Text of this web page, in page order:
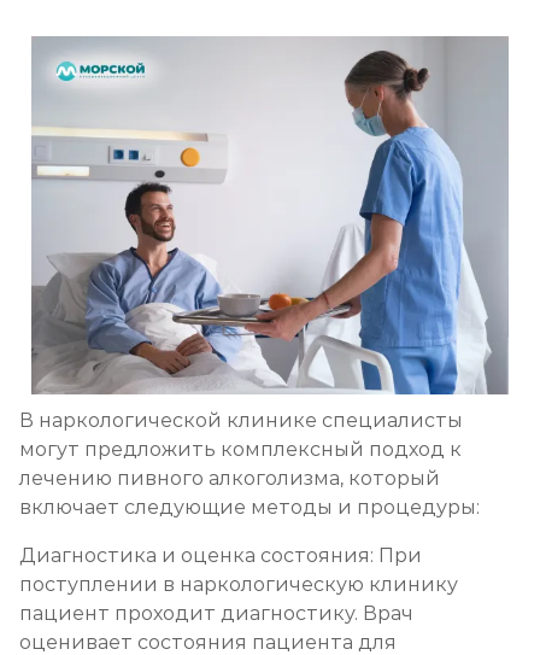
В наркологической клинике специалисты
могут предложить комплексный подход к
лечению пивного алкоголизма, который
включает следующие методы и процедуры:
Диагностика и оценка состояния: При
поступлении в наркологическую клинику
пациент проходит диагностику. Врач
оценивает состояния пациента для